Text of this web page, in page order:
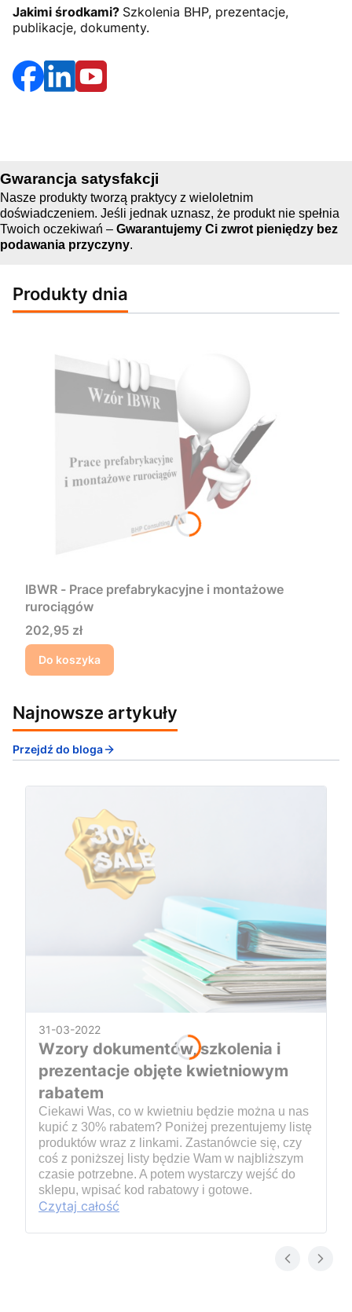
Jakimi środkami? Szkolenia BHP, prezentacje,
publikacje, dokumenty.
Gwarancja satysfakcji
Nasze produkty tworzą praktycy z wieloletnim
doświadczeniem. Jeśli jednak uznasz, że produkt nie spełnia
Twoich oczekiwań – Gwarantujemy Ci zwrot pieniędzy bez
podawania przyczyny.
Produkty dnia
IBWR - Prace prefabrykacyjne i montażowe
rurociągów
Cena
202,95 zł
Do koszyka
Najnowsze artykuły
Przejdź do bloga
31-03-2022
Wzory dokumentów, szkolenia i
prezentacje objęte kwietniowym
rabatem
Ciekawi Was, co w kwietniu będzie można u nas
kupić z 30% rabatem? Poniżej prezentujemy listę
produktów wraz z linkami. Zastanówcie się, czy
coś z poniższej listy będzie Wam w najbliższym
czasie potrzebne. A potem wystarczy wejść do
sklepu, wpisać kod rabatowy i gotowe.
Czytaj całość